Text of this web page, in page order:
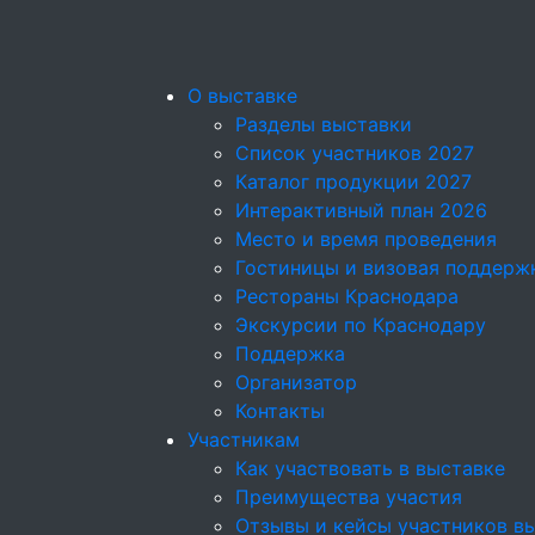
О выставке
Разделы выставки
Список участников 2027
Каталог продукции 2027
Интерактивный план 2026
Место и время проведения
Гостиницы и визовая
Рестораны Краснодара
Экскурсии по Краснодару
Поддержка
Организатор
Контакты
Участникам
Как участвовать в выставке
Преимущества участия
Отзывы и кейсы участников